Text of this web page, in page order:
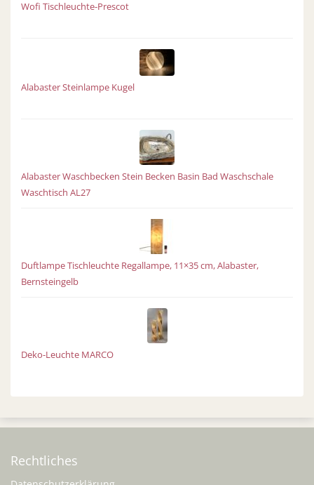
Wofi Tischleuchte-Prescot
Alabaster Steinlampe Kugel
Alabaster Waschbecken Stein Becken Basin Bad Waschschale
Waschtisch AL27
Duftlampe Tischleuchte Regallampe, 11×35 cm, Alabaster,
Bernsteingelb
Deko-Leuchte MARCO
Rechtliches